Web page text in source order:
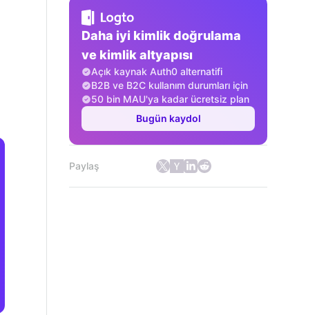
Daha iyi kimlik doğrulama
ve kimlik altyapısı
Açık kaynak Auth0 alternatifi
B2B ve B2C kullanım durumları için
50 bin MAU'ya kadar ücretsiz plan
Bugün kaydol
Paylaş